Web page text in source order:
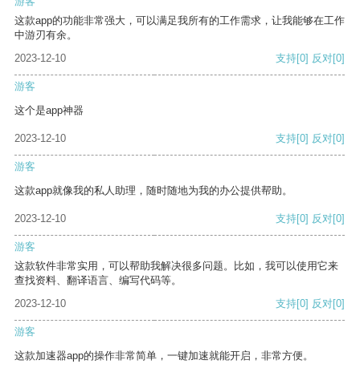
这款app的功能非常强大，可以满足我所有的工作需求，让我能够在工作
中游刃有余。
2023-12-10
支持[0] 反对[0]
游客
这个是app神器
2023-12-10 支持[0] 反对[0]
游客
这款app就像我的私人助理，随时随地为我的办公提供帮助。
2023-12-10 支持[0] 反对[0]
游客
这款软件非常实用，可以帮助我解决很多问题。比如，我可以使用它来
查找资料、翻译语言、编写代码等。
2023-12-10
支持[0] 反对[0]
游客
这款加速器app的操作非常简单，一键加速就能开启，非常方便。